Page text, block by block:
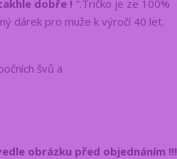
dobře ! ".Tričko je ze 100%
dárek pro muže k výročí 40 let.
švů a
obrázku před objednáním !!!